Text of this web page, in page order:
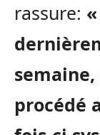
rassure:
semaine,
procédé